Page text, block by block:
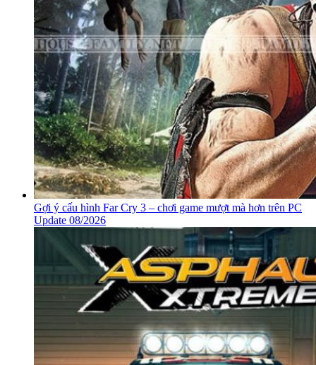
Gợi ý cấu hình Far Cry 3 – chơi game mượt mà hơn trên PC
Update 08/2026